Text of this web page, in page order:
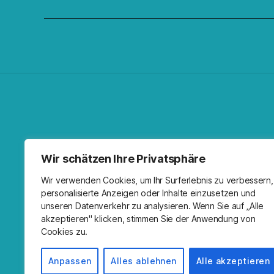
Wir schätzen Ihre Privatsphäre
Wir verwenden Cookies, um Ihr Surferlebnis zu verbessern,
personalisierte Anzeigen oder Inhalte einzusetzen und
unseren Datenverkehr zu analysieren. Wenn Sie auf „Alle
akzeptieren" klicken, stimmen Sie der Anwendung von
Cookies zu.
Anpassen Alles ablehnen Alle akzeptieren